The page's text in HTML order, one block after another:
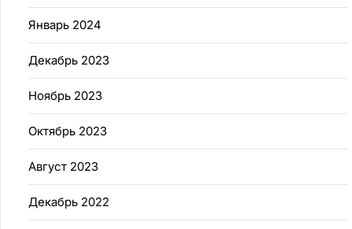
Январь 2024
Декабрь 2023
Ноябрь 2023
Октябрь 2023
Август 2023
Декабрь 2022